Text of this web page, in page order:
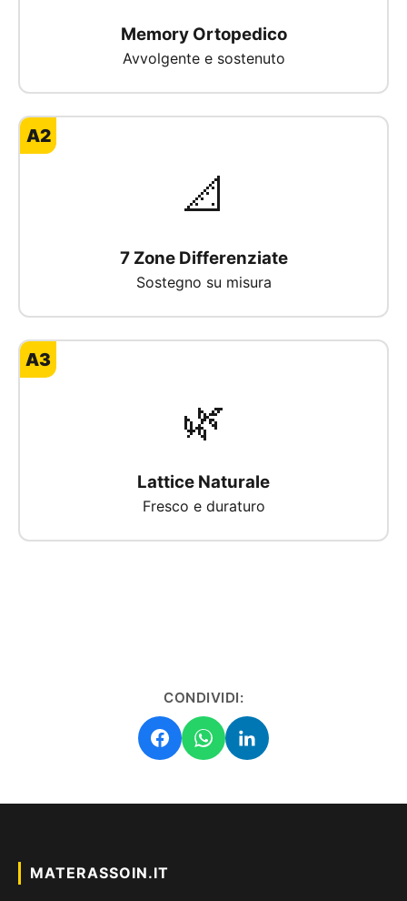
Memory Ortopedico
Avvolgente e sostenuto
A2
📐
7 Zone Differenziate
Sostegno su misura
A3
🌿
Lattice Naturale
Fresco e duraturo
CONDIVIDI:
MATERASSOIN.IT